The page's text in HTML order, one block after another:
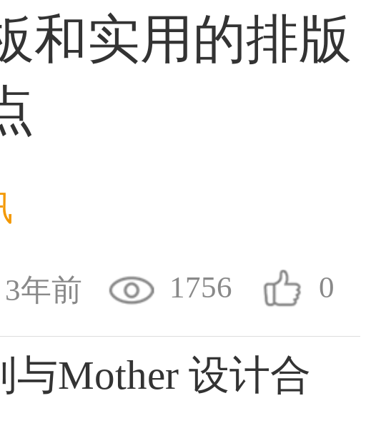
用户作品已成功
用户作品已成功
用户作品已成功
用户作品已成功
用户作品已成功
和实用的排版
3年前 1756 0
Mother 设计合